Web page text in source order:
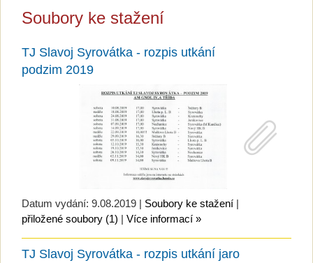
Soubory ke stažení
TJ Slavoj Syrovátka - rozpis utkání
podzim 2019
Datum vydání: 9.08.2019 | Soubory ke stažení |
přiložené soubory (1) | Více informací »
TJ Slavoj Syrovátka - rozpis utkání jaro